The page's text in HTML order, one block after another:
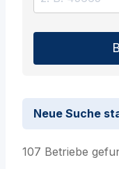
Neue Suche
107 Betriebe